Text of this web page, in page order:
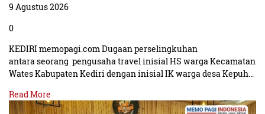
9 Agustus 2026
0
KEDIRI memopagi.com Dugaan perselingkuhan
antara seorang pengusaha travel inisial HS warga Kecamatan
Wates Kabupaten Kediri dengan inisial IK warga desa Kepuh…
Read More